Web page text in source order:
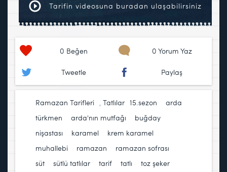
Tarifin videosuna buradan ulaşabilirsiniz
0 Beğen 0 Yorum Yaz
Tweetle Paylaş
Ramazan Tarifleri , Tatlılar 15.sezon
arda
türkmen
arda'nın mutfağı
buğday
nişastası
karamel krem karamel
muhallebi
ramazan ramazan sofrası
süt
sütlü tatlılar tarif tatlı toz şeker